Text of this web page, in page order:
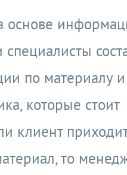
основе
по материалу
которые стоит
клиент
то